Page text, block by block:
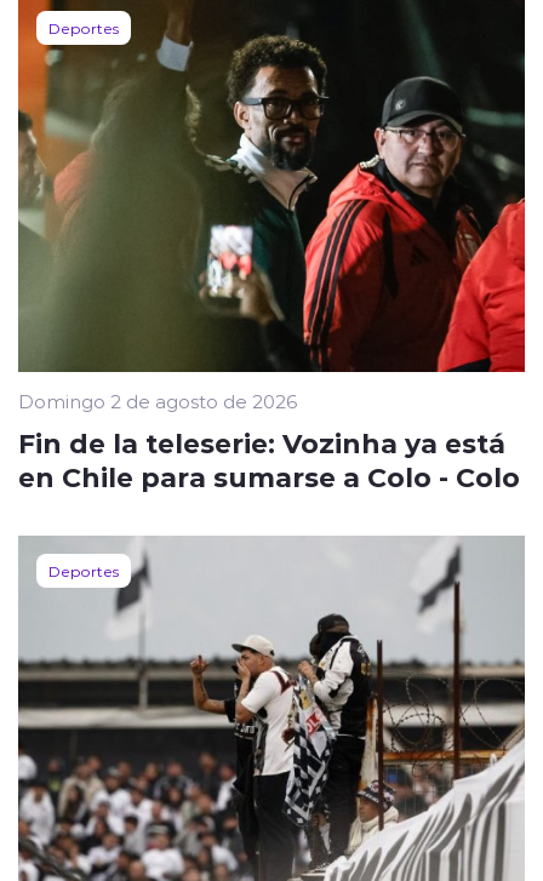
Deportes
Domingo 2 de agosto de 2026
Fin de la teleserie: Vozinha ya está
en Chile para sumarse a Colo - Colo
Deportes